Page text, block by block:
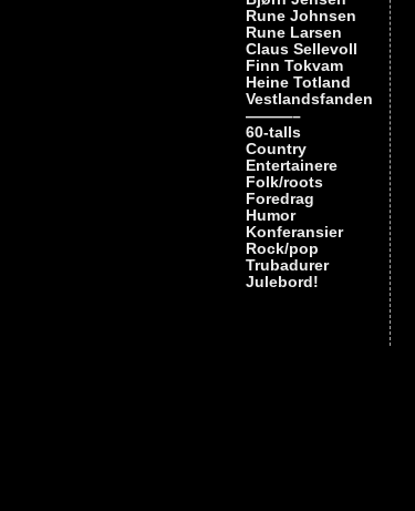
Rune Johnsen
Rune Larsen
Claus Sellevoll
Finn Tokvam
Heine Totland
Vestlandsfanden
———–
60-talls
Country
Entertainere
Folk/roots
Foredrag
Humor
Konferansier
Rock/pop
Trubadurer
Julebord!